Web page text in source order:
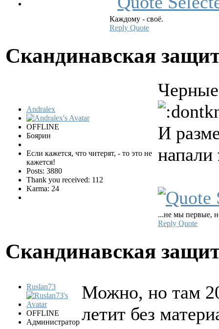
Каждому - своё.
Reply Quote
Скандинавская
Andralex
OFFLINE
Боярин
Если кажется, что читерят, - то это не
кажется!
Posts: 3880
Thank you received: 112
Karma: 24
И
напали
...не мы первые,
Reply Quote
Скандинавская
Ruslan73
OFFLINE
Администратор
Можно, но там
летит без